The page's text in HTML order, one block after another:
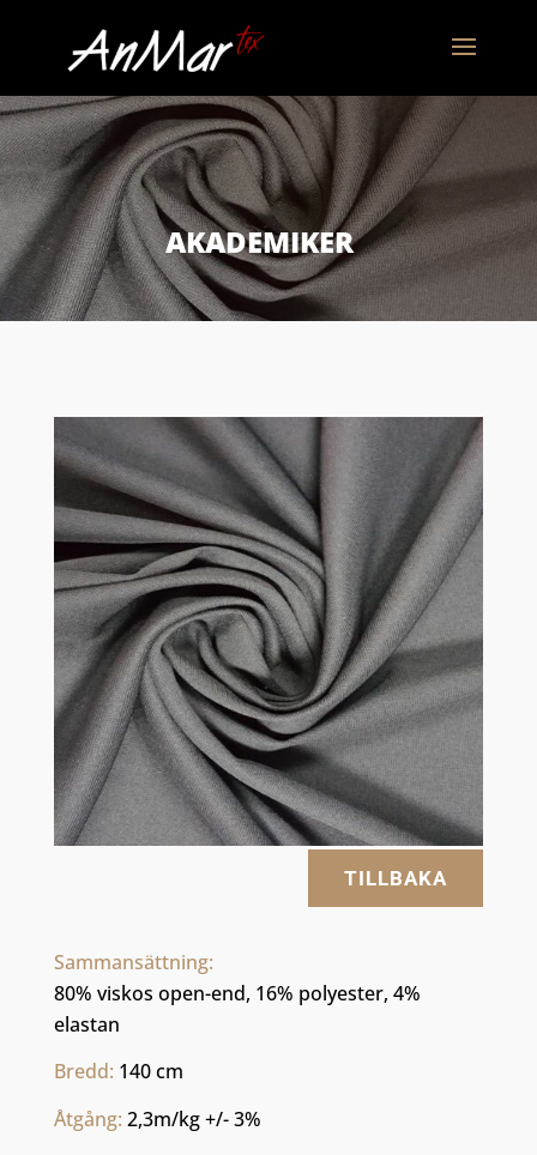
AKADEMIKER
TILLBAKA
Sammansättning:
80% viskos open-end, 16% polyester, 4%
elastan
Bredd: 140 cm
Åtgång: 2,3m/kg +/- 3%